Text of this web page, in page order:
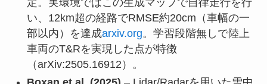
い、12km超の経路でRMSE約20cm（車幅の一
部以内）を達成arxiv.org。学習段階無しで陸上
車両のT&Rを実現した点が特徴
（arXiv:2505.16912）。